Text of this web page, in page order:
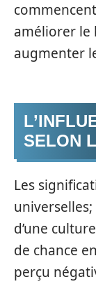
améliorer le
augmenter
SELON
Les
d’une
de chance
perçu